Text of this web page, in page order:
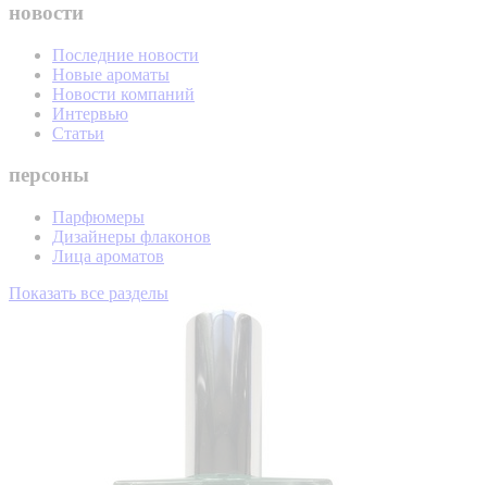
новости
Последние новости
Новые ароматы
Новости компаний
Интервью
Статьи
персоны
Парфюмеры
Дизайнеры флаконов
Лица ароматов
Показать все разделы